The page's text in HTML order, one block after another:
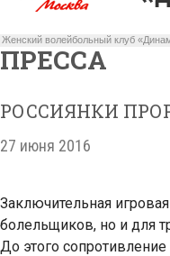
Женский волейбольный клуб
ПРЕССА
РОССИЯНКИ
27 июня 2016
Заключительная
болельщиков, но и для
До этого